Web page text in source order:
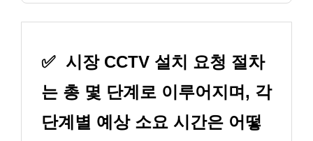
✅ 시장 CCTV 설치 요청 절차
는 총 몇 단계로 이루어지며, 각
단계별 예상 소요 시간은 어떻